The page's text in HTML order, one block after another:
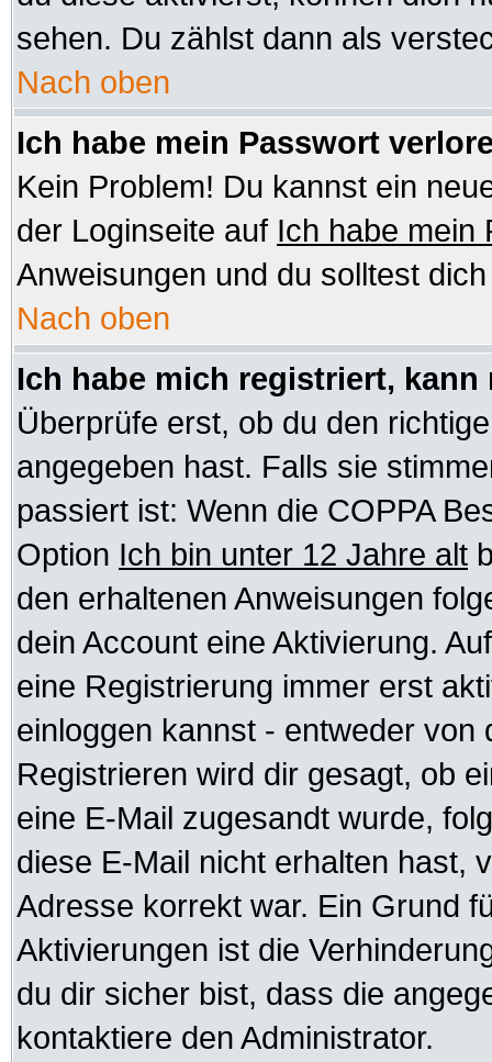
sehen. Du zählst dann als
Nach oben
Ich habe mein Passwort
Kein Problem! Du kannst ein
der Loginseite auf Ich habe mein
Anweisungen und du solltest
Nach oben
Ich habe mich registriert,
Überprüfe erst, ob du den
angegeben hast. Falls sie
passiert ist: Wenn die COPPA
Option Ich bin unter 12 Jahre alt
den erhaltenen Anweisungen
dein Account eine Aktivierung.
eine Registrierung immer erst
einloggen kannst - entweder von
Registrieren wird dir gesagt, ob
eine E-Mail zugesandt wurde,
diese E-Mail nicht erhalten hast,
Adresse korrekt war. Ein Grund
Aktivierungen ist die
du dir sicher bist, dass die
kontaktiere den Administrator.